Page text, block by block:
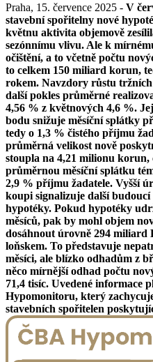
Praha, 15. července 2025 - V
stavební spořitelny nové
květnu aktivita objemově
sezónnímu vlivu. Ale k
očištění, a to včetně počtu
to celkem 150 miliard korun,
rokem. Navzdory růstu
další pokles průměrné
4,56 % z květnových 4,6 %.
bodu snižuje měsíční splátky
tedy o 1,3 % čistého příjmu
průměrná velikost nově
stoupla na 4,21 milionu korun,
průměrnou měsíční splátku
2,9 % příjmu žadatele. Vyšší
koupi signalizuje další
hypotéky. Pokud hypotéky
měsíců, pak by mohl objem
dosáhnout úrovně 294 miliard
loňskem. To představuje
měsíci, ale blízko odhadům z
něco mírnější odhad počtu
71,4 tisíc. Uvedené informace
Hypomonitoru, který
stavebních spořitelen